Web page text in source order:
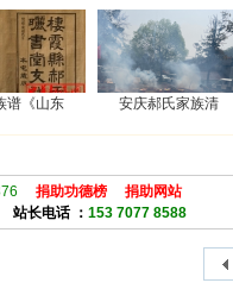
谱《山东 安庆郝氏家族清
捐助功德榜
捐助网站
站长电话 ： 153 7077 8588